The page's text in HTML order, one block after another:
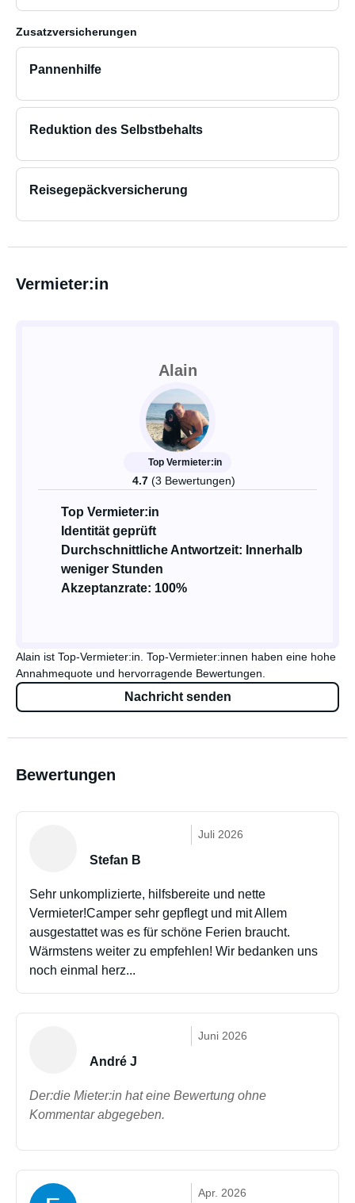
Zusatzversicherungen
Pannenhilfe
Reduktion des Selbstbehalts
Reisegepäckversicherung
Vermieter:in
Alain
Top Vermieter:in
4.7 (3 Bewertungen)
Top Vermieter:in
Identität geprüft
Durchschnittliche Antwortzeit: Innerhalb
weniger Stunden
Akzeptanzrate: 100%
Alain ist Top-Vermieter:in. Top-Vermieter:innen haben eine hohe
Annahmequote und hervorragende Bewertungen.
Nachricht senden
Bewertungen
Juli 2026
Stefan B
Sehr unkomplizierte, hilfsbereite und nette
Vermieter!Camper sehr gepflegt und mit Allem
ausgestattet was es für schöne Ferien braucht.
Wärmstens weiter zu empfehlen! Wir bedanken uns
noch einmal herz...
Juni 2026
André J
Der:die Mieter:in hat eine Bewertung ohne
Kommentar abgegeben.
Apr. 2026